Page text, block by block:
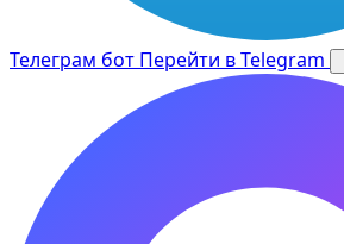
Телеграм бот Перейти в Telegram